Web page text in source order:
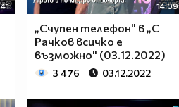
14:09
„Счупен телефон" в „С
Рачков всичко е
възможно" (03.12.2022)
3 476 03.12.2022